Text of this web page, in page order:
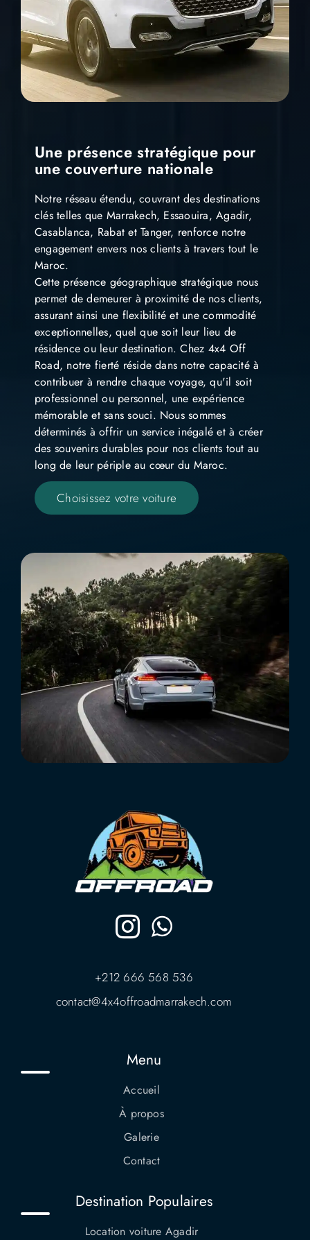
Une présence stratégique pour
une couverture nationale
Notre réseau étendu, couvrant des destinations
clés telles que Marrakech, Essaouira, Agadir,
Casablanca, Rabat et Tanger, renforce notre
engagement envers nos clients à travers tout le
Maroc.
Cette présence géographique stratégique nous
permet de demeurer à proximité de nos clients,
assurant ainsi une flexibilité et une commodité
exceptionnelles, quel que soit leur lieu de
résidence ou leur destination.Chez 4x4 Off
Road, notre fierté réside dans notre capacité à
contribuer à rendre chaque voyage, qu'il soit
professionnel ou personnel, une expérience
mémorable et sans souci. Nous sommes
déterminés à offrir un service inégalé et à créer
des souvenirs durables pour nos clients tout au
long de leur périple au cœur du Maroc.
Choisissez votre voiture
+212 666 568 536
contact@4x4offroadmarrakech.com
Menu
Accueil
À propos
Galerie
Contact
Destination Populaires
Location voiture Agadir